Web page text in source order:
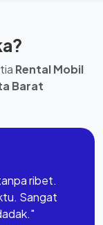
Rental Mobil
Barat
ribet.
Sangat